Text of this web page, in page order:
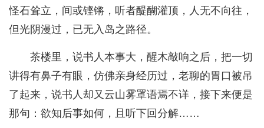
怪石耸立，间或铿锵，听者醍醐灌顶，人无不向往，
但光阴漫过，已无入岛之路径。
茶楼里，说书人本事大，醒木敲响之后，把一切
讲得有鼻子有眼，仿佛亲身经历过，老聊的胃口被吊
了起来，说书人却又云山雾罩语焉不详，接下来便是
那句：欲知后事如何，且听下回分解……